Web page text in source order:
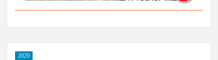
2020